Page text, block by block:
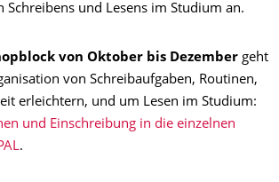
Schreibens und Lesens im Studium an.
von Oktober bis Dezember geht
von Schreibaufgaben, Routinen,
erleichtern, und um Lesen im Studium:
und Einschreibung in die einzelnen
.